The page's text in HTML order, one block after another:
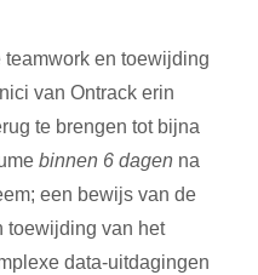
en toewijding
van Ontrack erin
te brengen tot bijna
binnen 6 dagen na
een bewijs van de
toewijding van het
data-uitdagingen